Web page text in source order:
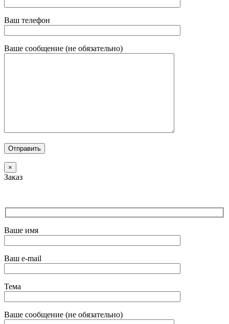
Ваш телефон
Ваше сообщение (не обязательно)
×
Заказ
Ваше имя
Ваш e-mail
Тема
Ваше сообщение (не обязательно)